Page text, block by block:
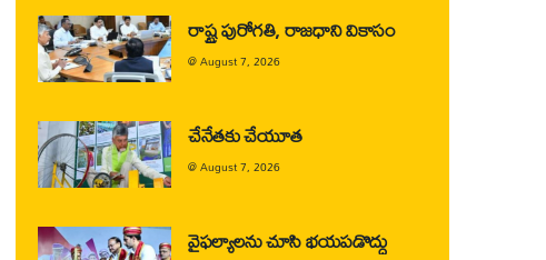
రాష్ట్ర పురోగతి, రాజధాని వికాసం
@August 7, 2026
చేనేతకు చేయూత
@August 7, 2026
వైఫల్యాలను చూసి భయపడొద్దు